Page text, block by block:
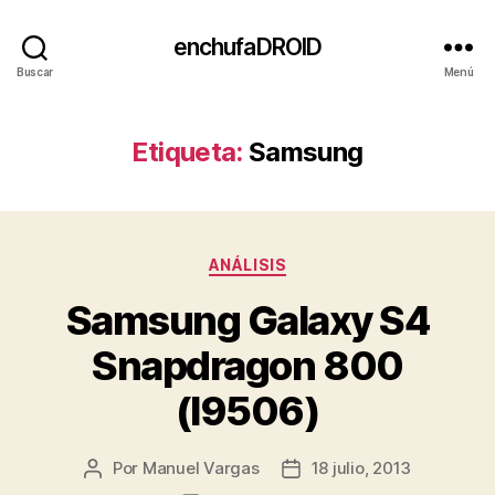
Buscar
enchufaDROID
Menú
Etiqueta: Samsung
Categorías
ANÁLISIS
Samsung Galaxy S4
Snapdragon 800
(I9506)
Autor
Por Manuel Vargas
Fecha18 julio, 2013